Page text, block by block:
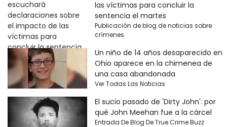
las víctimas para concluir la
sentencia el martes
Publicación de blog de noticias sobre
crímenes
Un niño de 14 años desaparecido en
Ohio aparece en la chimenea de
una casa abandonada
Ver Todas Las Noticias
El sucio pasado de 'Dirty John': por
qué John Meehan fue a la cárcel
Entrada De Blog De True Crime Buzz